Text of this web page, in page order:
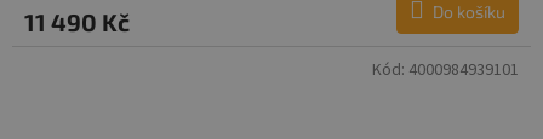
11 490 Kč Do košíku
Kód: 4000984939101